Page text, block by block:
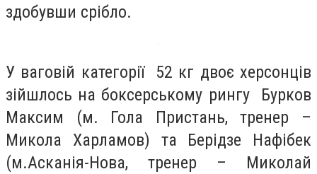
здобувши срібло.
У ваговій категорії 52 кг двоє херсонців
зійшлось на боксерському рингу Бурков
Максим (м. Гола Пристань, тренер –
Микола Харламов) та Берідзе Нафібек
(м.Асканія-Нова, тренер – Миколай